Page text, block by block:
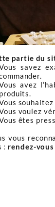
partie du
savez
avez
produits.
voulez
êtes
vous
: rendez-